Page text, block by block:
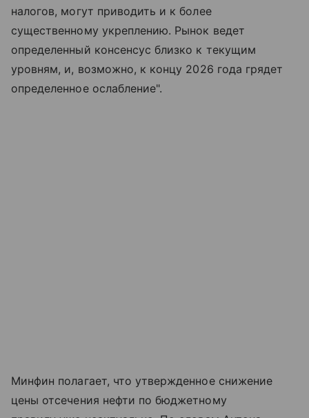
налогов, могут приводить и к более
существенному укреплению. Рынок ведет
определенный консенсус близко к текущим
уровням, и, возможно, к концу 2026 года грядет
определенное ослабление".
Минфин полагает, что утвержденное снижение
цены отсечения нефти по бюджетному